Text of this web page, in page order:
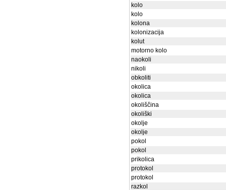
kolo
kolo
kolona
kolonizacija
kolut
motorno kolo
naokoli
nikoli
obkoliti
okolica
okolica
okoliščina
okoliški
okolje
okolje
pokol
pokol
prikolica
protokol
protokol
razkol